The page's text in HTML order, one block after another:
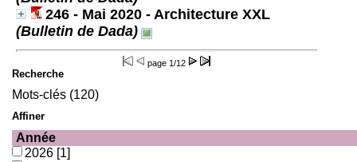
246 - Mai 2020 - Architecture XXL
(Bulletin de Dada)
page 1/12
Recherche
Mots-clés (120)
Affiner
Année
2026 [1]